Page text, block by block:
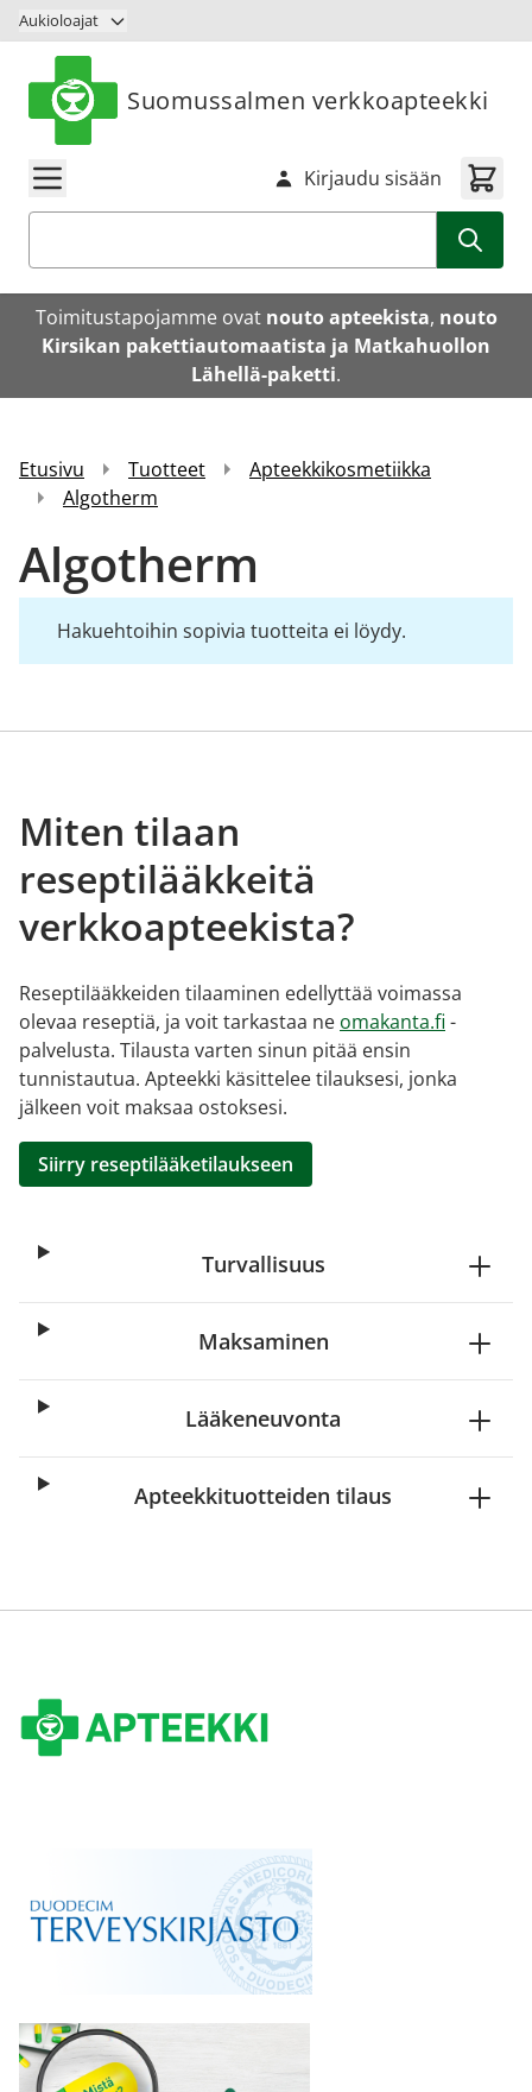
Siirry sisältöön
Aukioloajat
Suomussalmen verkkoapteekki
Kirjaudu sisään
Toimitustapojamme ovat nouto apteekista, nouto
Kirsikan pakettiautomaatista ja Matkahuollon
Lähellä-paketti.
Etusivu Tuotteet
Apteekkikosmetiikka
Algotherm
Algotherm
Hakuehtoihin sopivia tuotteita ei löydy.
Miten tilaan
reseptilääkkeitä
verkkoapteekista?
Reseptilääkkeiden tilaaminen edellyttää voimassa
olevaa reseptiä, ja voit tarkastaa ne omakanta.fi -
palvelusta. Tilausta varten sinun pitää ensin
tunnistautua. Apteekki käsittelee tilauksesi, jonka
jälkeen voit maksaa ostoksesi.
Siirry reseptilääketilaukseen
Turvallisuus
Maksaminen
Lääkeneuvonta
Apteekkituotteiden tilaus